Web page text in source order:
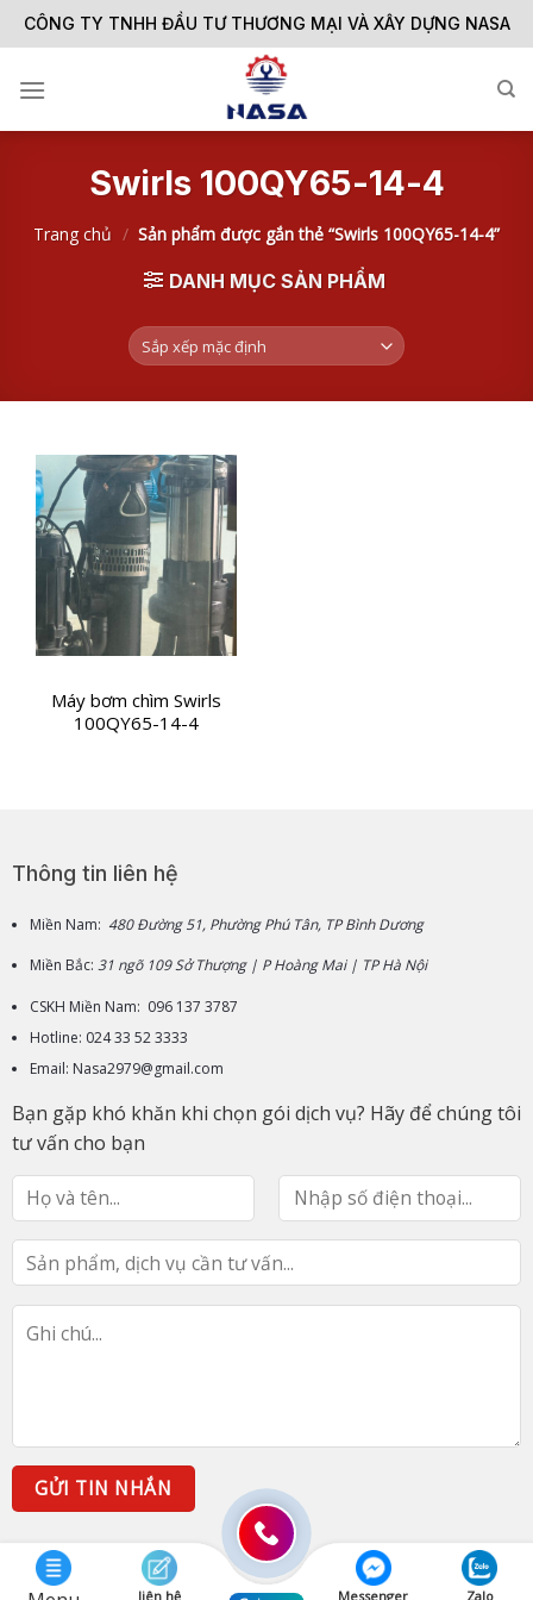
Skip
to
CÔNG TY TNHH ĐẦU TƯ THƯƠNG MẠI VÀ XÂY DỰNG NASA
Swirls 100QY65-14-4
Trang chủ / Sản phẩm được gắn thẻ “Swirls 100QY65-14-4”
DANH MỤC SẢN PHẨM
Máy bơm chìm Swirls
100QY65-14-4
Thông tin liên hệ
Miền Nam: 480 Đường 51, Phường Phú Tân, TP Bình Dương
Miền Bắc: 31 ngõ 109 Sở Thượng | P Hoàng Mai | TP Hà Nội
CSKH Miền Nam: 096 137 3787
Hotline: 024 33 52 3333
Email: Nasa2979@gmail.com
Bạn gặp khó khăn khi chọn gói dịch vụ? Hãy để chúng tôi
tư vấn cho bạn
liên hệ Messenger Zalo